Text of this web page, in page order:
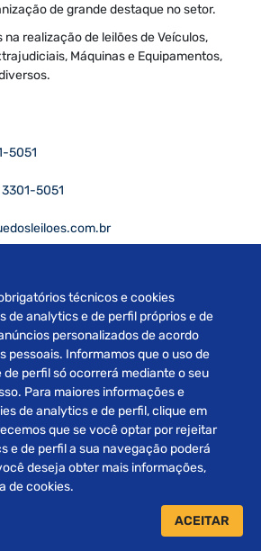
de grande destaque no setor.
realização de leilões de Veículos,
Máquinas e Equipamentos,
5051
3301-5051
PESQUISAR
dos Leilões. Desenvolvido por
técnicos e cookies
de analytics e de perfil próprios e de
personalizados de acordo
pessoais. Informamos que o uso de
perfil só ocorrerá mediante o seu
Para maiores informações e
de analytics e de perfil, clique em
que se você optar por rejeitar
e de perfil a sua navegação poderá
deseja obter mais informações,
de cookies.
ACEITAR